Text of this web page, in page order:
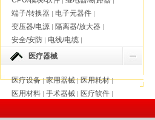
端子/转换器 | 电子元器件 |
变压器/电源 | 隔离器/放大器 |
安全/安防 | 电线/电缆 |
医疗器械
医疗设备 | 家用器械 | 医用耗材 |
医用材料 | 手术器械 | 医疗软件 |